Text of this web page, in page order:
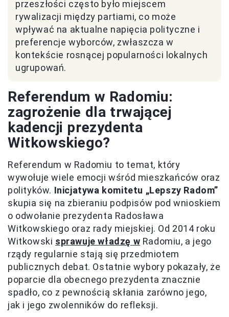
przeszłości często było miejscem
rywalizacji między partiami, co może
wpływać na aktualne napięcia polityczne i
preferencje wyborców, zwłaszcza w
kontekście rosnącej popularności lokalnych
ugrupowań.
Referendum w Radomiu:
zagrożenie dla trwającej
kadencji prezydenta
Witkowskiego?
Referendum w Radomiu to temat, który
wywołuje wiele emocji wśród mieszkańców oraz
polityków. Inicjatywa komitetu „Lepszy Radom”
skupia się na zbieraniu podpisów pod wnioskiem
o odwołanie prezydenta Radosława
Witkowskiego oraz rady miejskiej. Od 2014 roku
Witkowski sprawuje władzę w Radomiu, a jego
rządy regularnie stają się przedmiotem
publicznych debat. Ostatnie wybory pokazały, że
poparcie dla obecnego prezydenta znacznie
spadło, co z pewnością skłania zarówno jego,
jak i jego zwolenników do refleksji.